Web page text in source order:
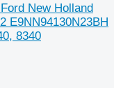
New Holland
E9NN94130N23BH
8340